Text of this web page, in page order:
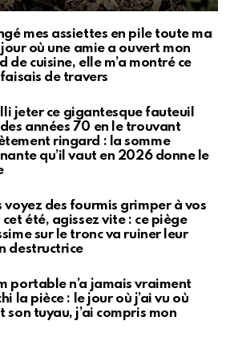
mes assiettes en pile toute ma
où une amie a ouvert mon
de cuisine, elle m’a montré ce
de travers
jeter ce gigantesque fauteuil
années 70 en le trouvant
ringard : la somme
qu’il vaut en 2026 donne le
voyez des fourmis grimper à vos
été, agissez vite : ce piège
sur le tronc va ruiner leur
destructrice
portable n’a jamais vraiment
la pièce : le jour où j’ai vu où
son tuyau, j’ai compris mon